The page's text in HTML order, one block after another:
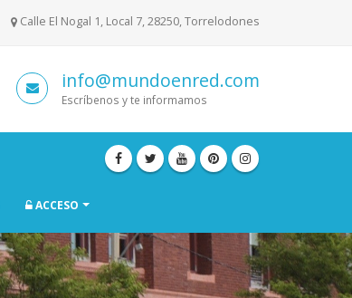
Calle El Nogal 1, Local 7, 28250, Torrelodones
info@mundoenred.com
Escríbenos y te informamos
ACCESO